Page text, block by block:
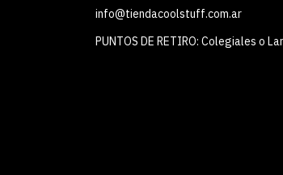
info@tiendacoolstuff.com.ar
PUNTOS DE RETIRO: Colegiales o